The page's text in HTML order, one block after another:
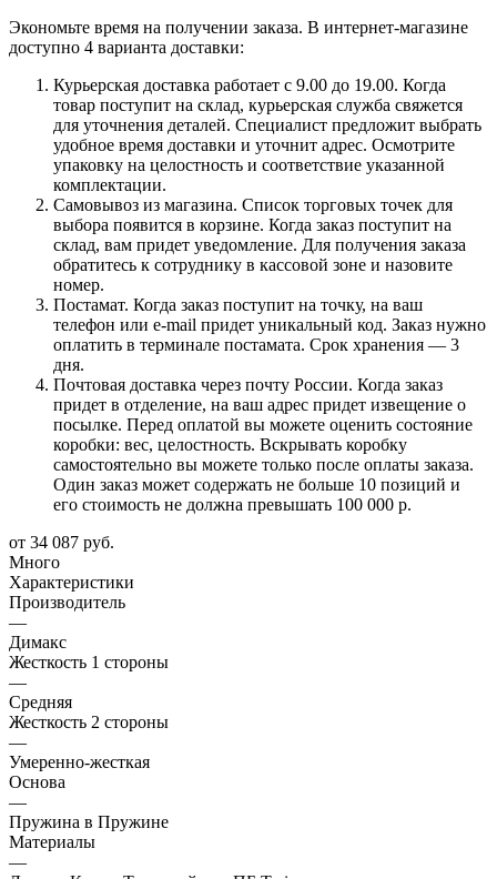
Экономьте время на получении заказа. В интернет-магазине
доступно 4 варианта доставки:
Курьерская доставка работает с 9.00 до 19.00. Когда
товар поступит на склад, курьерская служба свяжется
для уточнения деталей. Специалист предложит выбрать
удобное время доставки и уточнит адрес. Осмотрите
упаковку на целостность и соответствие указанной
комплектации.
Самовывоз из магазина. Список торговых точек для
выбора появится в корзине. Когда заказ поступит на
склад, вам придет уведомление. Для получения заказа
обратитесь к сотруднику в кассовой зоне и назовите
номер.
Постамат. Когда заказ поступит на точку, на ваш
телефон или e-mail придет уникальный код. Заказ нужно
оплатить в терминале постамата. Срок хранения — 3
дня.
Почтовая доставка через почту России. Когда заказ
придет в отделение, на ваш адрес придет извещение о
посылке. Перед оплатой вы можете оценить состояние
коробки: вес, целостность. Вскрывать коробку
самостоятельно вы можете только после оплаты заказа.
Один заказ может содержать не больше 10 позиций и
его стоимость не должна превышать 100 000 р.
от 34 087 руб.
Много
Характеристики
Производитель
—
Димакс
Жесткость 1 стороны
—
Средняя
Жесткость 2 стороны
—
Умеренно-жесткая
Основа
—
Пружина в Пружине
Материалы
—